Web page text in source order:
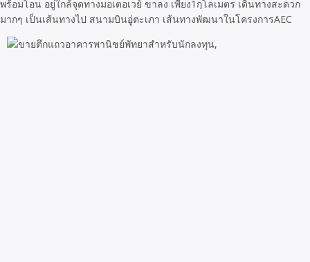
พร้อมโอน อยู่ใกล้จุดทางมอเตอเวย์ ขาลง เพียง1กฺโลเมตร เดินทางสะดวก
มากๆ เป็นเส้นทางไป สนามบินอู่ตะเภา เส้นทางพัฒนาในโครงการAEC